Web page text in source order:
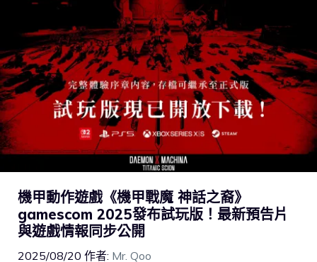
機甲動作遊戲《機甲戰魔 神話之裔》
gamescom 2025發布試玩版！最新預告片
與遊戲情報同步公開
2025/08/20 作者: Mr. Qoo